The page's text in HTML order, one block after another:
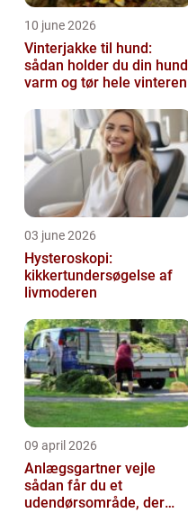
10 june 2026
Vinterjakke til hund:
sådan holder du din hund
varm og tør hele vinteren
03 june 2026
Hysteroskopi:
kikkertundersøgelse af
livmoderen
09 april 2026
Anlægsgartner vejle
sådan får du et
udendørsområde, der